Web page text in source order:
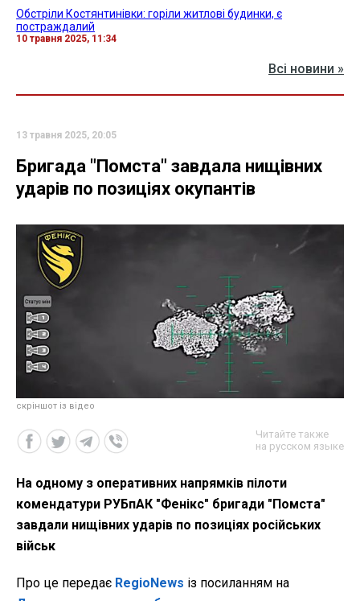
Обстріли Костянтинівки: горіли житлові будинки, є
постраждалий
10 травня 2025, 11:34
Всі новини »
13 травня 2025, 20:05
Бригада "Помста" завдала нищівних
ударів по позиціях окупантів
скріншот із відео
Читайте также
на русском языке
На одному з оперативних напрямків пілоти
комендатури РУБпАК "Фенікс" бригади "Помста"
завдали нищівних ударів по позиціях російських
військ
Про це передає RegioNews із посиланням на